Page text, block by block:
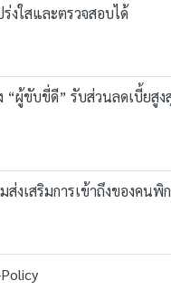
งใสและตรวจสอบได้
ผู้ขับขี่ดี” รับส่วนลดเบี้ยสูง
งเสริมการเข้าถึงของคนพิ